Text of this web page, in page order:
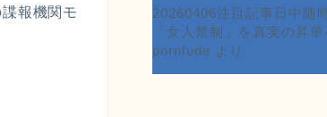
報機関モ
20260406注目記事日中
「女人禁制」を真実の昇
porntude より